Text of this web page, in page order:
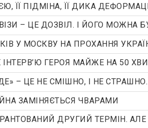
ЇЇ ПІДМІНА, ЇЇ ДИКА
– ЦЕ ДОЗВІЛ. І ЙОГО МОЖНА
У МОСКВУ НА ПРОХАННЯ
ГЕРОЯ МАЙЖЕ НА 50
– ЦЕ НЕ СМІШНО, І НЕ
ЗАМІНЯЄТЬСЯ ЧВАРАМИ
ДРУГИЙ ТЕРМІН.